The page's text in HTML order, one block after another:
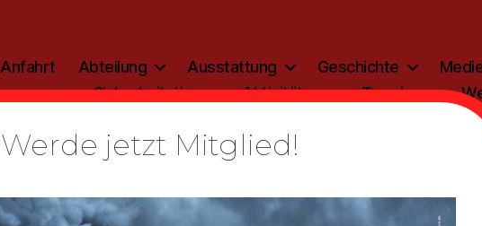
Anfahrt Abteilung Ausstattung Geschichte
Sicherheitstipp
Aktivitäten Termine
AKTIVITÄTEN
Werde jetzt Mitglied!